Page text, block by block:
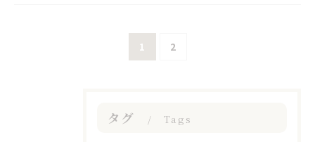
1 2
タグ Tags